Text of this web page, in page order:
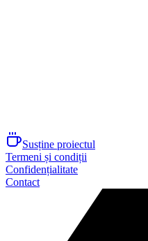
Susține proiectul
Termeni și condiții
Confidențialitate
Contact